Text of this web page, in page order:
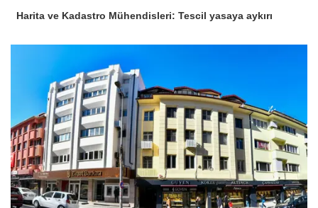
Harita ve Kadastro Mühendisleri: Tescil yasaya aykırı